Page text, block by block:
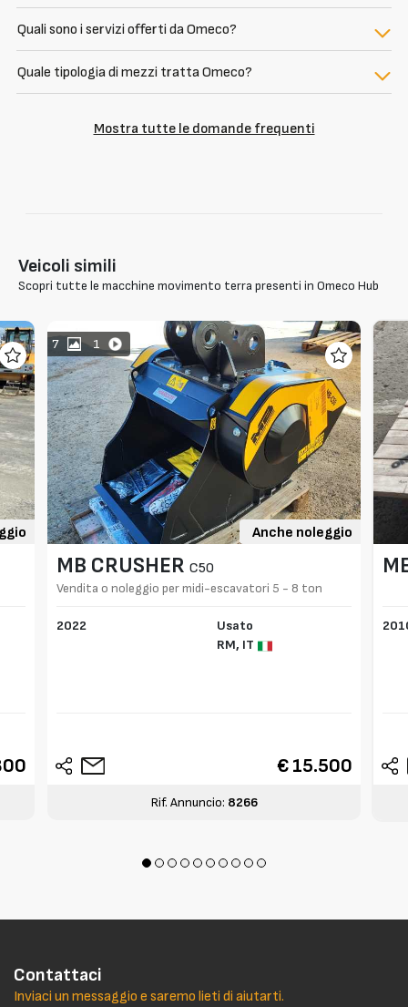
Quali sono i servizi offerti da Omeco?
Quale tipologia di mezzi tratta Omeco?
Mostra tutte le domande frequenti
Veicoli simili
Scopri tutte le macchine movimento terra presenti in Omeco Hub
7 1
Anche noleggio
MB CRUSHER C50
Vendita o noleggio per midi-escavatori 5 - 8 ton
2022
Usato
RM, IT
€ 15.500
Rif. Annuncio: 8266
Contattaci
Inviaci un messaggio e saremo lieti di aiutarti.